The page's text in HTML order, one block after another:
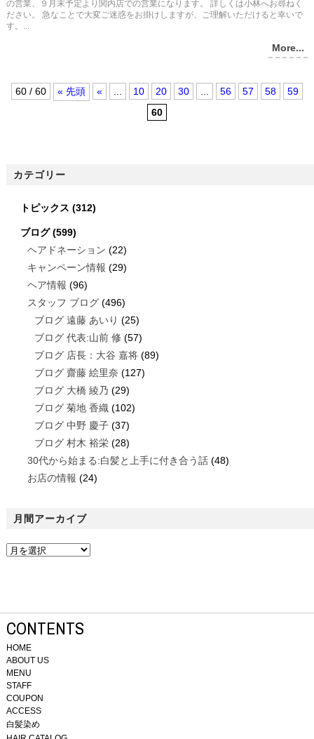
の営業、９月末予定より関内店での営業になります。 詳しくは小林へお尋ねく
ださい。 急なことで大変ご迷惑をお掛けしますが、ご理解いただけると幸いで
す。...
More...
60 / 60 « 先頭 « 10 20 30 56 57 58
59
60
カテゴリー
トピックス (312)
ブログ(599)
ヘアドネーション (22)
キャンペーン情報 (29)
ヘア情報 (96)
スタッフ ブログ(496)
ブログ 遠藤 あいり (25)
ブログ 代表:山前 修 (57)
ブログ 店長：大谷 嘉将(89)
ブログ 齋藤 絵里奈 (127)
ブログ 大橋 綾乃 (29)
ブログ 菊地 香織(102)
ブログ 中野 慶子(37)
ブログ 村木 裕栄(28)
30代から始まる:白髪と上手に付き合う話(48)
お店の情報 (24)
月間アーカイブ
CONTENTS
HOME
ABOUT US
MENU
STAFF
COUPON
ACCESS
白髪染め